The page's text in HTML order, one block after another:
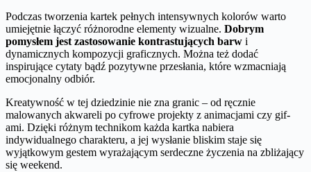
Podczas tworzenia kartek pełnych intensywnych kolorów warto
umiejętnie łączyć różnorodne elementy wizualne. Dobrym
pomysłem jest zastosowanie kontrastujących barw i
dynamicznych kompozycji graficznych. Można też dodać
inspirujące cytaty bądź pozytywne przesłania, które wzmacniają
emocjonalny odbiór.
Kreatywność w tej dziedzinie nie zna granic – od ręcznie
malowanych akwareli po cyfrowe projekty z animacjami czy gif-
ami. Dzięki różnym technikom każda kartka nabiera
indywidualnego charakteru, a jej wysłanie bliskim staje się
wyjątkowym gestem wyrażającym serdeczne życzenia na zbliżający
się weekend.